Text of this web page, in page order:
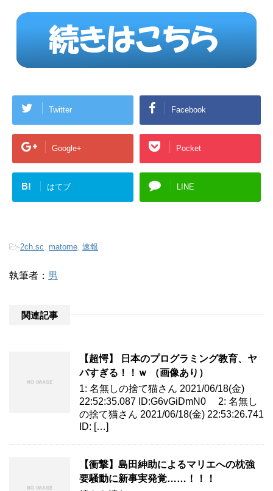
Twitter Facebook
Google+ Pocket
B! はてブ LINE
-2ch.sc matome 速報
執筆者： 男
関連記事
【超愕】 日本のプログラミング教育、ヤ
バすぎる！！ｗ （画像あり）
1: 名無しの捨て猫さん 2021/06/18(金)
22:52:35.087 ID:G6vGiDmN0 2: 名無し
の捨て猫さん 2021/06/18(金) 22:53:26.741
ID: […]
【衝撃】島田紳助によるマリエへの枕強
要騒動に新事実発覚……！！！